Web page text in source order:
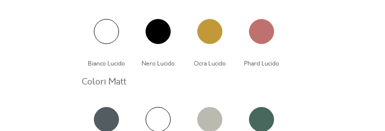
Bianco Lucido Nero Lucido Ocra Lucido Phard Lucido
Colori Matt